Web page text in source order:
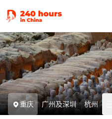
重庆 广州及深圳 杭州